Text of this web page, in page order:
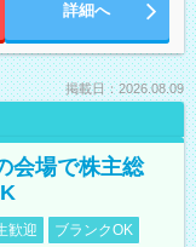
詳細へ
掲載日：2026.08.09
会場で株主総
歓迎
ブランクOK